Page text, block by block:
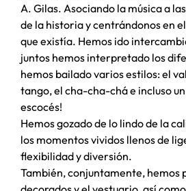
A. Gilas. Asociando la música a
de la historia y centrándonos en
que existía. Hemos ido
juntos hemos interpretado los
hemos bailado varios estilos: el
tango, el cha-cha-chá e incluso
escocés!
Hemos gozado de lo lindo de la
los momentos vividos llenos de
flexibilidad y diversión.
También, conjuntamente, hemos